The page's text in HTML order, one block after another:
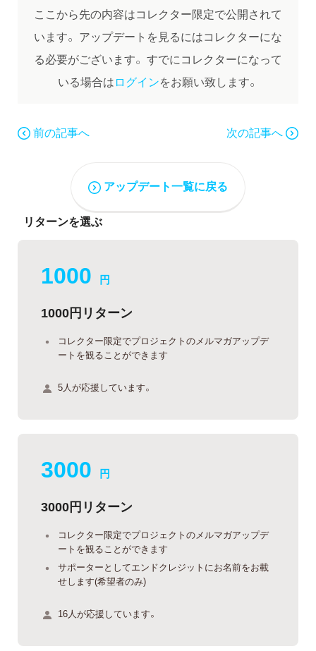
ここから先の内容はコレクター限定で公開されて
います。 アップデートを見るにはコレクターにな
る必要がございます。 すでにコレクターになって
いる場合はログインをお願い致します。
前の記事へ 次の記事へ
アップデート一覧に戻る
リターンを選ぶ
1000 円
1000円リターン
コレクター限定でプロジェクトのメルマガアップデ
ートを観ることができます
5人が応援しています。
3000 円
3000円リターン
コレクター限定でプロジェクトのメルマガアップデ
ートを観ることができます
サポーターとしてエンドクレジットにお名前をお載
せします(希望者のみ)
16人が応援しています。